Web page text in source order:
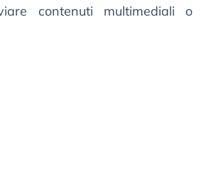
contenuti multimediali o